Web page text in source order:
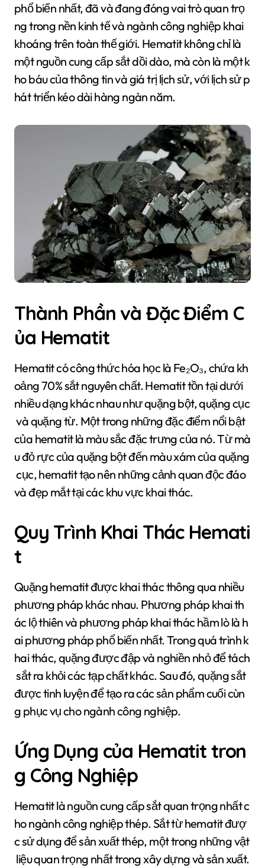
phổ biến nhất, đã và đang đóng vai trò quan trọ
ng trong nền kinh tế và ngành công nghiệp khai
khoáng trên toàn thế giới. Hematit không chỉ là
một nguồn cung cấp sắt dồi dào, mà còn là một k
ho báu của thông tin và giá trị lịch sử, với lịch sử p
hát triển kéo dài hàng ngàn năm.
Thành Phần và Đặc Điểm C
ủa Hematit
Hematit có công thức hóa học là Fe₂O₃, chứa kh
oảng 70% sắt nguyên chất. Hematit tồn tại dưới
nhiều dạng khác nhau như quặng bột, quặng cục
và quặng từ. Một trong những đặc điểm nổi bật
của hematit là màu sắc đặc trưng của nó. Từ mà
u đỏ rực của quặng bột đến màu xám của quặng
cục, hematit tạo nên những cảnh quan độc đáo
và đẹp mắt tại các khu vực khai thác.
Quy Trình Khai Thác Hemati
t
Quặng hematit được khai thác thông qua nhiều
phương pháp khác nhau. Phương pháp khai th
ác lộ thiên và phương pháp khai thác hầm lò là h
ai phương pháp phổ biến nhất. Trong quá trình k
hai thác, quặng được đập và nghiền nhỏ để tách
sắt ra khỏi các tạp chất khác. Sau đó, quặng sắt
được tinh luyện để tạo ra các sản phẩm cuối cùn
g phục vụ cho ngành công nghiệp.
Ứng Dụng của Hematit tron
g Công Nghiệp
Hematit là nguồn cung cấp sắt quan trọng nhất c
ho ngành công nghiệp thép. Sắt từ hematit đượ
c sử dụng để sản xuất thép, một trong những vật
liệu quan trọng nhất trong xây dựng và sản xuất.